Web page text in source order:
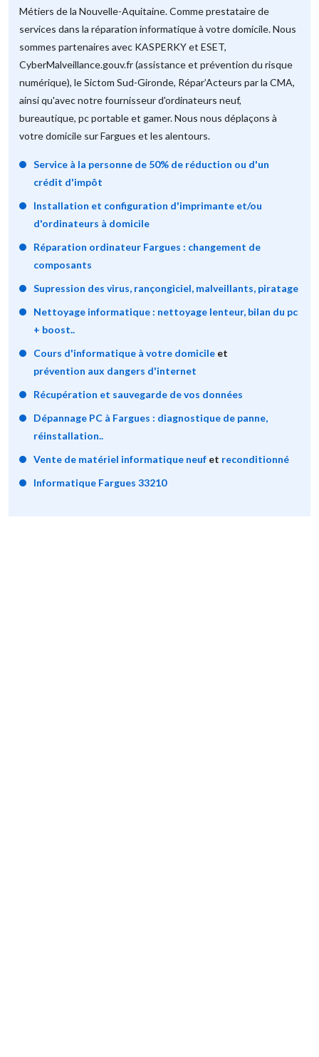
Métiers de la Nouvelle-Aquitaine. Comme prestataire de
services dans la réparation informatique à votre domicile. Nous
sommes partenaires avec KASPERKY et ESET,
CyberMalveillance.gouv.fr (assistance et prévention du risque
numérique), le Sictom Sud-Gironde, Répar’Acteurs par la CMA,
ainsi qu'avec notre fournisseur d'ordinateurs neuf,
bureautique, pc portable et gamer. Nous nous déplaçons à
votre domicile sur Fargues et les alentours.
Service à la personne de 50% de réduction ou d'un
crédit d'impôt
Installation et configuration d'imprimante et/ou
d'ordinateurs à domicile
Réparation ordinateur Fargues : changement de
composants
Supression des virus, rançongiciel, malveillants, piratage
Nettoyage informatique : nettoyage lenteur, bilan du pc
+ boost..
Cours d'informatique à votre domicile et
prévention aux dangers d'internet
Récupération et sauvegarde de vos données
Dépannage PC à Fargues : diagnostique de panne,
réinstallation..
Vente de matériel informatique neuf et reconditionné
Informatique Fargues 33210